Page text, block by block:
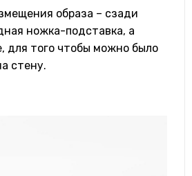
образа – сзади
ножка-подставка, а
для того чтобы можно было
стену.